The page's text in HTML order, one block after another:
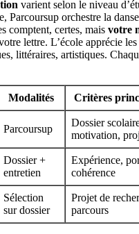
varient selon le niveau
Parcoursup orchestre la
comptent, certes, mais votre
lettre. L’école apprécie
littéraires, artistiques.
Modalités Critères
Parcoursup
Dossier
motivation,
Dossier +
entretien
Expérience,
cohérence
Sélection
sur dossier
Projet de
parcours